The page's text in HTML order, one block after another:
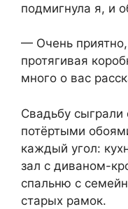
подмигнула я, и
— Очень
протягивая
много о вас
Свадьбу
потёртыми
каждый угол:
зал с диваном-
спальню с
старых рамок.